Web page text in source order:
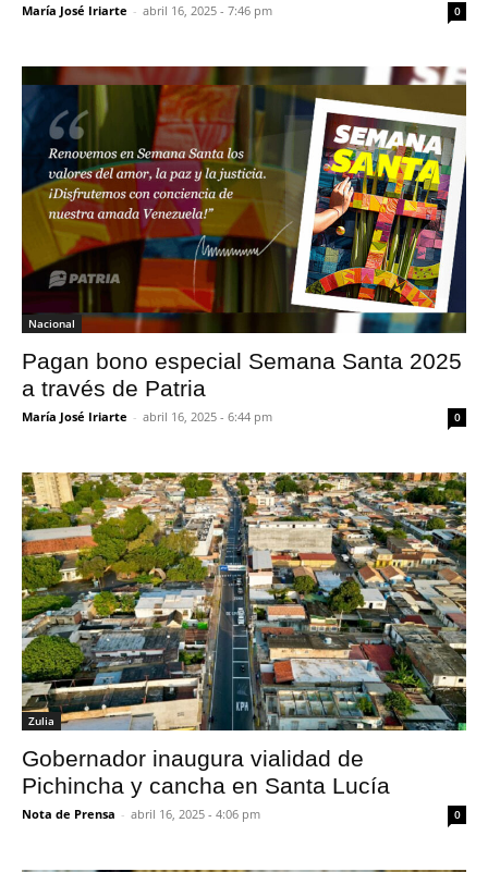
María José Iriarte - abril 16, 2025 - 7:46 pm 0
Nacional
Pagan bono especial Semana Santa 2025
a través de Patria
María José Iriarte - abril 16, 2025 - 6:44 pm 0
Zulia
Gobernador inaugura vialidad de
Pichincha y cancha en Santa Lucía
Nota de Prensa - abril 16, 2025 - 4:06 pm 0